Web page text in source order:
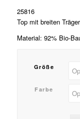
25816
Top mit breiten
Material: 92% Bio-
Größe
Farbe